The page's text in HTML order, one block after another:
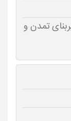
تمدن و